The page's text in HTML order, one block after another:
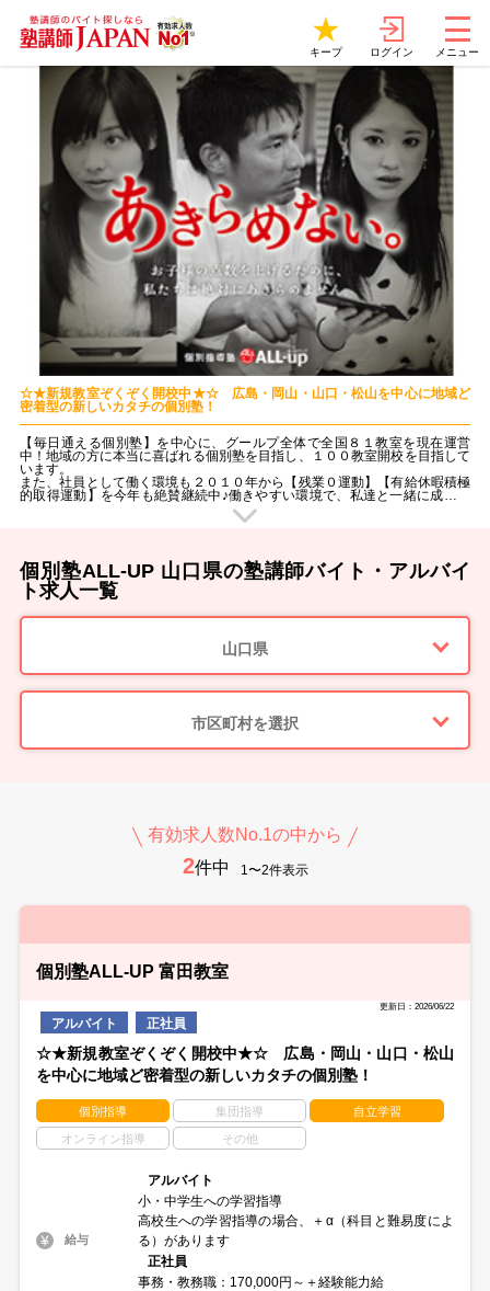
キープ ログイン メニュー
☆★新規教室ぞくぞく開校中★☆ 広島・岡山・山口・松山を中心に地域ど
密着型の新しいカタチの個別塾！
【毎日通える個別塾】を中心に、グールプ全体で全国８１教室を現在運営
中！地域の方に本当に喜ばれる個別塾を目指し、１００教室開校を目指して
います。
また、社員として働く環境も２０１０年から【残業０運動】【有給休暇積極
的取得運動】を今年も絶賛継続中♪働きやすい環境で、私達と一緒に成長し
個別塾ALL-UP 山口県の塾講師バイト・アルバイ
ト求人一覧
山口県
市区町村を選択
有効求人数No.1の中から
2件中 1〜2件表示
個別塾ALL-UP 富田教室
更新日：2026/06/22
アルバイト 正社員
☆★新規教室ぞくぞく開校中★☆ 広島・岡山・山口・松山
を中心に地域ど密着型の新しいカタチの個別塾！
個別指導 集団指導 自立学習
オンライン指導 その他
給与
アルバイト
小・中学生への学習指導
高校生への学習指導の場合、＋α（科目と難易度によ
る）があります
正社員
事務・教務職：170,000円～＋経験能力給